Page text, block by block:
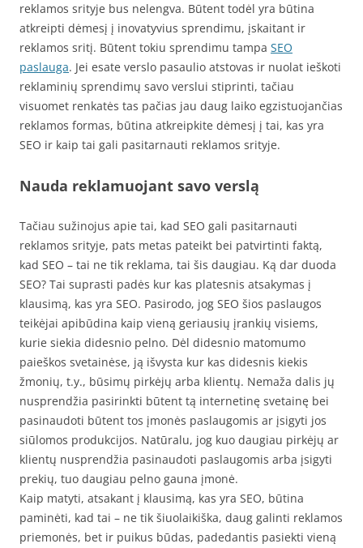
reklamos srityje bus nelengva. Būtent todėl yra būtina
atkreipti dėmesį į inovatyvius sprendimu, įskaitant ir
reklamos sritį. Būtent tokiu sprendimu tampa SEO
paslauga. Jei esate verslo pasaulio atstovas ir nuolat ieškoti
reklaminių sprendimų savo verslui stiprinti, tačiau
visuomet renkatės tas pačias jau daug laiko egzistuojančias
reklamos formas, būtina atkreipkite dėmesį į tai, kas yra
SEO ir kaip tai gali pasitarnauti reklamos srityje.
Nauda reklamuojant savo verslą
Tačiau sužinojus apie tai, kad SEO gali pasitarnauti
reklamos srityje, pats metas pateikt bei patvirtinti faktą,
kad SEO – tai ne tik reklama, tai šis daugiau. Ką dar duoda
SEO? Tai suprasti padės kur kas platesnis atsakymas į
klausimą, kas yra SEO. Pasirodo, jog SEO šios paslaugos
teikėjai apibūdina kaip vieną geriausių įrankių visiems,
kurie siekia didesnio pelno. Dėl didesnio matomumo
paieškos svetainėse, ją išvysta kur kas didesnis kiekis
žmonių, t.y., būsimų pirkėjų arba klientų. Nemaža dalis jų
nusprendžia pasirinkti būtent tą internetinę svetainę bei
pasinaudoti būtent tos įmonės paslaugomis ar įsigyti jos
siūlomos produkcijos. Natūralu, jog kuo daugiau pirkėjų ar
klientų nusprendžia pasinaudoti paslaugomis arba įsigyti
prekių, tuo daugiau pelno gauna įmonė.
Kaip matyti, atsakant į klausimą, kas yra SEO, būtina
paminėti, kad tai – ne tik šiuolaikiška, daug galinti reklamos
priemonės, bet ir puikus būdas, padedantis pasiekti vieną